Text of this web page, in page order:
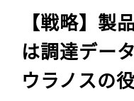
【戦略】製
は調達デー
ウラノスの